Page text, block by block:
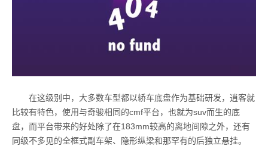
在这级别中，大多数车型都以轿车底盘作为基础研发，逍客就
比较有特色，使用与奇骏相同的cmf平台，也就为suv而生的底
盘，而平台带来的好处除了在183mm较高的离地间隙之外，还有
同级不多见的全框式副车架、隐形纵梁和那罕有的后独立悬挂。